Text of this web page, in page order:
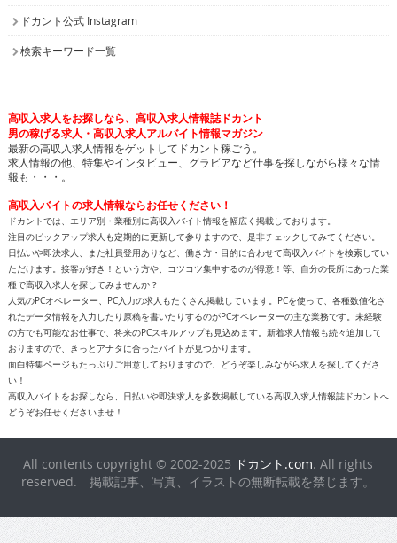
ドカント公式 Instagram
検索キーワード一覧
高収入求人をお探しなら、高収入求人情報誌ドカント
男の稼げる求人・高収入求人アルバイト情報マガジン
最新の高収入求人情報をゲットしてドカント稼ごう。
求人情報の他、特集やインタビュー、グラビアなど仕事を探しながら様々な情
報も・・・。
高収入バイトの求人情報ならお任せください！
ドカントでは、エリア別・業種別に高収入バイト情報を幅広く掲載しております。
注目のピックアップ求人も定期的に更新して参りますので、是非チェックしてみてください。
日払いや即決求人、また社員登用ありなど、働き方・目的に合わせて高収入バイトを検索してい
ただけます。接客が好き！という方や、コツコツ集中するのが得意！等、自分の長所にあった業
種で高収入求人を探してみませんか？
人気のPCオペレーター、PC入力の求人もたくさん掲載しています。PCを使って、各種数値化さ
れたデータ情報を入力したり原稿を書いたりするのがPCオペレーターの主な業務です。未経験
の方でも可能なお仕事で、将来のPCスキルアップも見込めます。新着求人情報も続々追加して
おりますので、きっとアナタに合ったバイトが見つかります。
面白特集ページもたっぷりご用意しておりますので、どうぞ楽しみながら求人を探してくださ
い！
高収入バイトをお探しなら、日払いや即決求人を多数掲載している高収入求人情報誌ドカントへ
どうぞお任せくださいませ！
All contents copyright © 2002-2025 ドカント.com. All rights
reserved. 掲載記事、写真、イラストの無断転載を禁じます。